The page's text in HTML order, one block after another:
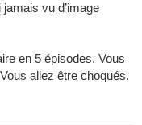
vu d’image
en 5 épisodes. Vous
allez être choqués.